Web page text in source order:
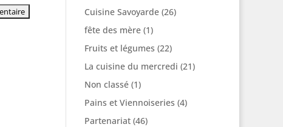
Cuisine Savoyarde(26)
fête des mère(1)
Fruits et légumes (22)
La cuisine du mercredi (21)
Non classé(1)
Pains et Viennoiseries (4)
Partenariat(46)